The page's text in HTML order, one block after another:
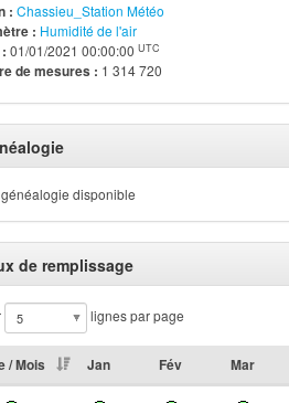
: Chassieu_Station Météo
: Humidité de l'air
01/01/2021 00:00:00 UTC
de mesures : 1 314 720
disponible
de remplissage
lignes par page
/ Mois Jan Fév Mar